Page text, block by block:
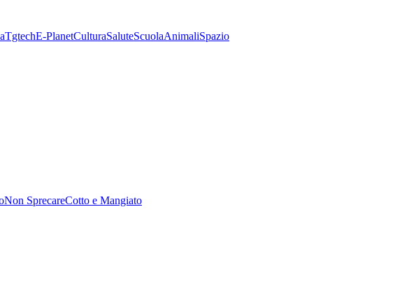
TgtechE-PlanetCulturaSaluteScuolaAnimaliSpazio
Non SprecareCotto e Mangiato